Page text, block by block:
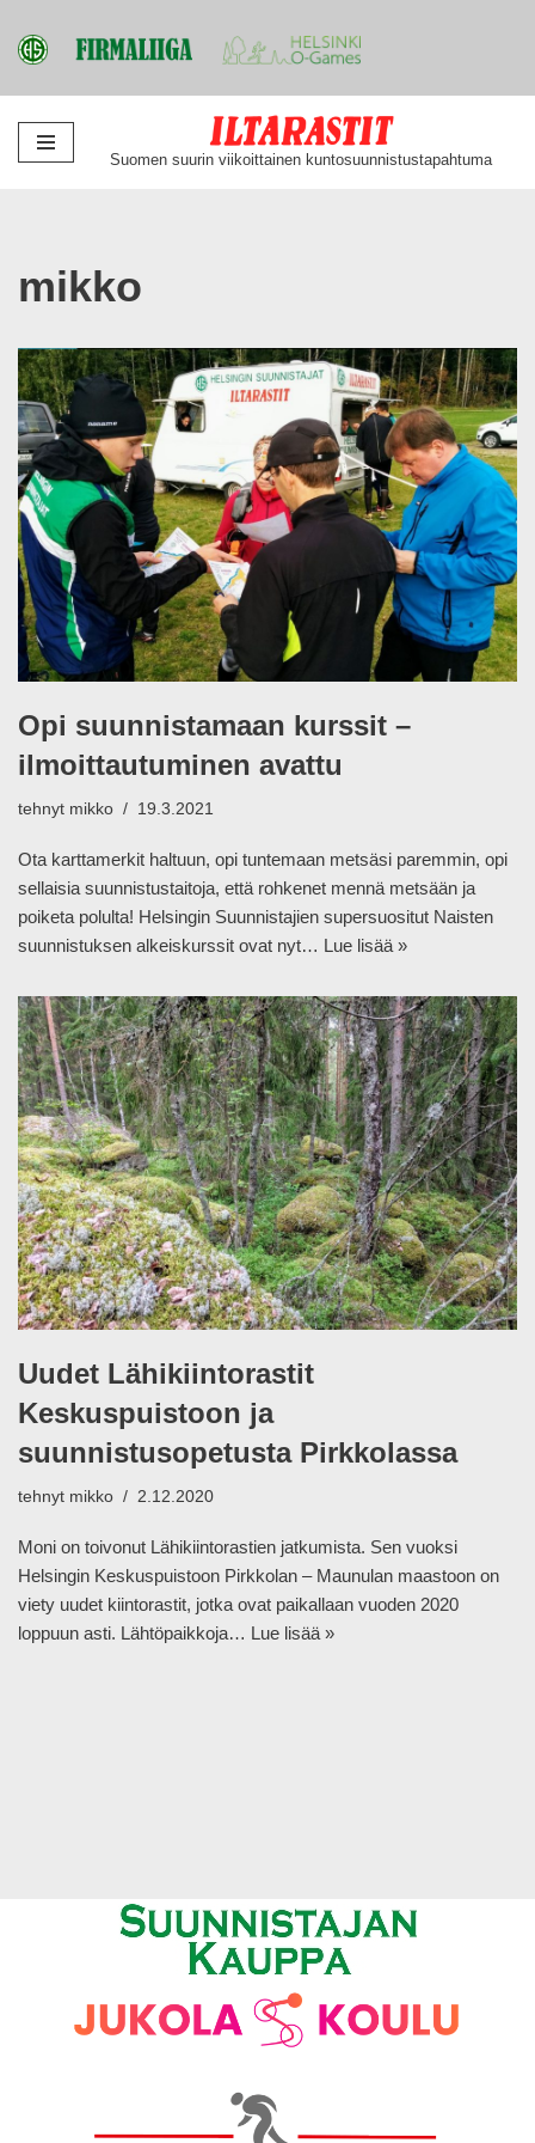
Siirry
Suomen suurin viikoittainen kuntosuunnistustapahtuma
mikko
Opi suunnistamaan kurssit –
ilmoittautuminen avattu
tehnyt mikko 19.3.2021
Ota karttamerkit haltuun, opi tuntemaan metsäsi paremmin, opi
sellaisia suunnistustaitoja, että rohkenet mennä metsään ja
poiketa polulta! Helsingin Suunnistajien supersuositut Naisten
suunnistuksen alkeiskurssit ovat nyt… Lue lisää »
Uudet Lähikiintorastit
Keskuspuistoon ja
suunnistusopetusta Pirkkolassa
tehnyt mikko 2.12.2020
Moni on toivonut Lähikiintorastien jatkumista. Sen vuoksi
Helsingin Keskuspuistoon Pirkkolan – Maunulan maastoon on
viety uudet kiintorastit, jotka ovat paikallaan vuoden 2020
loppuun asti. Lähtöpaikkoja… Lue lisää »